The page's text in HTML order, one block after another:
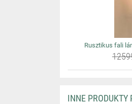
Rusztikus fali
INNE PRODUKTY